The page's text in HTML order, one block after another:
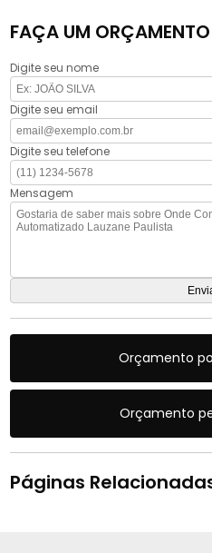
FAÇA UM ORÇAMENTO
Digite seu nome
Digite seu email
Digite seu telefone
Mensagem
Orçamento
Orçamento
Páginas